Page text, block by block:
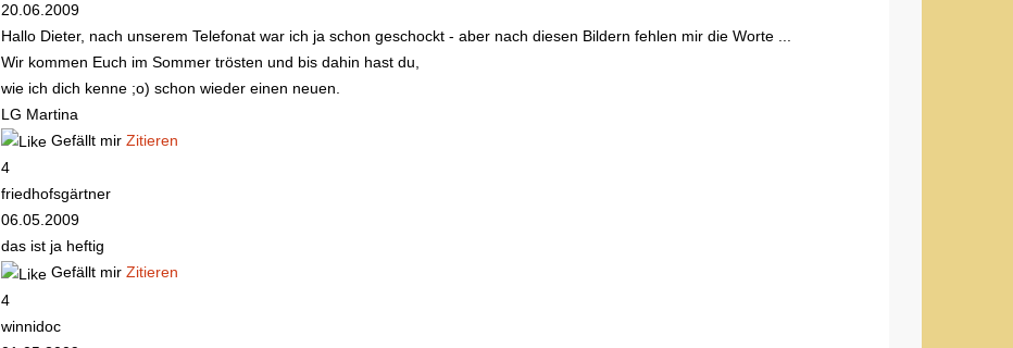
20.06.2009
Hallo Dieter, nach unserem Telefonat war ich ja schon geschockt - aber nach diesen Bildern fehlen mir die Worte ...
Wir kommen Euch im Sommer trösten und bis dahin hast du,
wie ich dich kenne ;o) schon wieder einen neuen.
LG Martina
Gefällt mir Zitieren
4
friedhofsgärtner
06.05.2009
das ist ja heftig
Gefällt mir Zitieren
4
winnidoc